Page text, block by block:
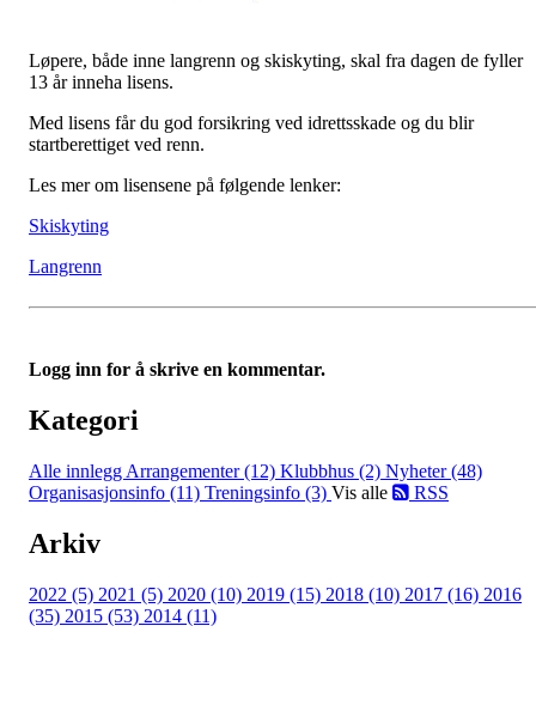
Løpere, både inne langrenn og skiskyting, skal fra dagen de fyller
13 år inneha lisens.
Med lisens får du god forsikring ved idrettsskade og du blir
startberettiget ved renn.
Les mer om lisensene på følgende lenker:
Skiskyting
Langrenn
Logg inn for å skrive en kommentar.
Kategori
Alle innlegg Arrangementer (12) Klubbhus (2) Nyheter (48)
Organisasjonsinfo (11) Treningsinfo (3) Vis alle RSS
Arkiv
2022 (5) 2021 (5) 2020 (10) 2019 (15) 2018 (10) 2017 (16) 2016
(35) 2015 (53) 2014 (11)